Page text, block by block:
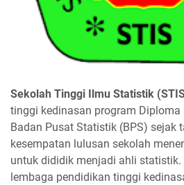
Sekolah Tinggi Ilmu Statistik
tinggi kedinasan program Diploma
Badan Pusat Statistik (BPS) sejak
kesempatan lulusan sekolah
untuk dididik menjadi ahli statistik.
lembaga pendidikan tinggi